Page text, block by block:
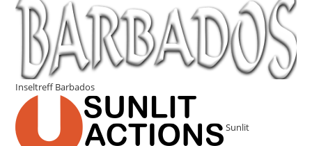
Inseltreff Barbados
Sunlit